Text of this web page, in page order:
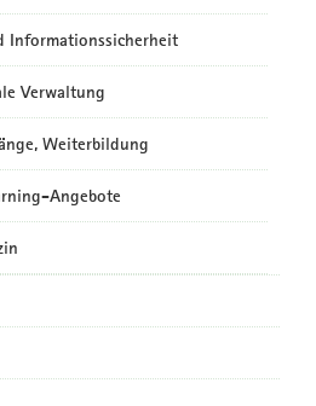
Informationssicherheit
Verwaltung
Weiterbildung
Angebote